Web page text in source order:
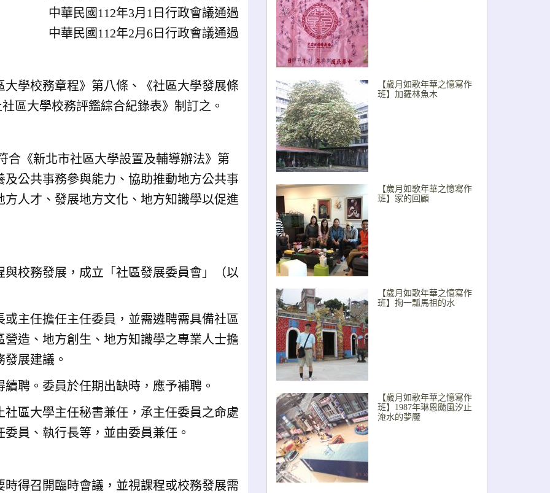
中華民國112年3月1日行政會議通過
中華民國112年2月6日行政會議通過
學校務章程》第八條、《社區大學發展條
區大學校務評鑑綜合紀錄表》制訂之。
合《新北市社區大學設置及輔導辦法》第
公共事務參與能力、協助推動地方公共事
人才、發展地方文化、地方知識學以促進
校務發展，成立「社區發展委員會」（以
主任擔任主任委員，並需遴聘需具備社區
造、地方創生、地方知識學之專業人士擔
展建議。
聘。委員於任期出缺時，應予補聘。
區大學主任秘書兼任，承主任委員之命處
員、執行長等，並由委員兼任。
得召開臨時會議，並視課程或校務發展需
【歲月如歌年華之憶寫作
班】加羅林魚木
【歲月如歌年華之憶寫作
班】家的回顧
【歲月如歌年華之憶寫作
班】掬一瓢馬祖的水
【歲月如歌年華之憶寫作
班】1987年琳恩颱風汐止
淹水的夢魘